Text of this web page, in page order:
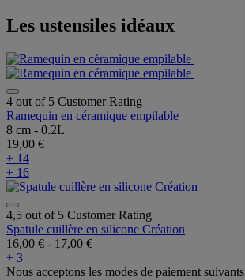
Les ustensiles idéaux
4 out of 5 Customer Rating
Ramequin en céramique empilable
8 cm - 0.2L
19,00 €
+ 14
+ 16
4,5 out of 5 Customer Rating
Spatule cuillère en silicone Création
16,00 € - 17,00 €
+ 3
Nous acceptons les modes de paiement suivants